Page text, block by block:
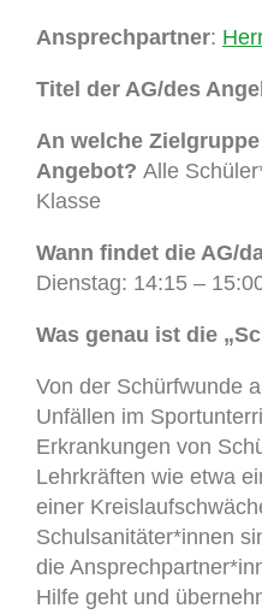
Ansprechpartner:
Titel der AG/des
An welche
Angebot? Alle
Klasse
Wann findet die AG/
Dienstag: 14:15 –
Was genau ist die
Von der Schürfwunde
Unfällen im
Erkrankungen von
Lehrkräften wie etwa
einer
Schulsanitäter*innen
die
Hilfe geht und